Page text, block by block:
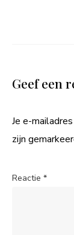
Geef een
Je e-
zijn
Reactie *